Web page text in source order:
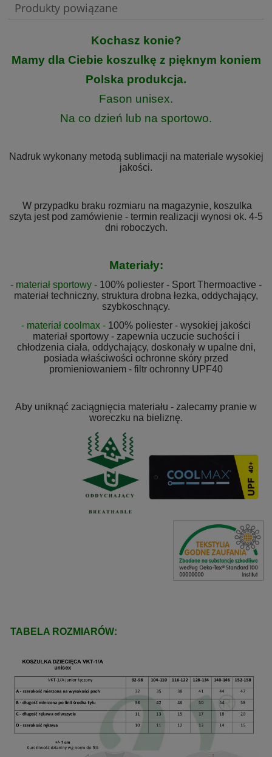
Produkty powiązane
Kochasz konie?
Mamy dla Ciebie koszulkę z pięknym koniem
Polska produkcja.
Fason unisex.
Na co dzień lub na sportowo.
Nadruk wykonany metodą sublimacji na materiale wysokiej
jakości.
W przypadku braku rozmiaru na magazynie, koszulka
szyta jest pod zamówienie - termin realizacji wynosi ok. 4-5
dni roboczych.
Materiały:
- materiał sportowy - 100% poliester - Sport Thermoactive -
materiał techniczny, struktura drobna łezka, oddychający,
szybkoschnący.
- materiał coolmax - 100% poliester - wysokiej jakości
materiał sportowy - zapewnia uczucie suchości i
chłodzenia ciała, oddychający, doskonały w upalne dni,
posiada właściwości ochronne skóry przed
promieniowaniem - filtr ochronny UPF40
Aby uniknąć zaciągnięcia materiału - zalecamy pranie w
woreczku na bieliznę.
TABELA ROZMIARÓW: